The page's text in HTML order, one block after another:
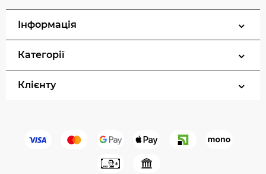
Інформація
Категорії
Клієнту